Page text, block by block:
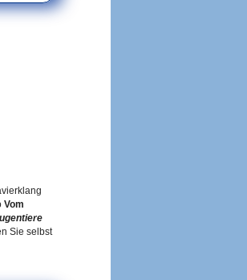
Vom
Sie selbst